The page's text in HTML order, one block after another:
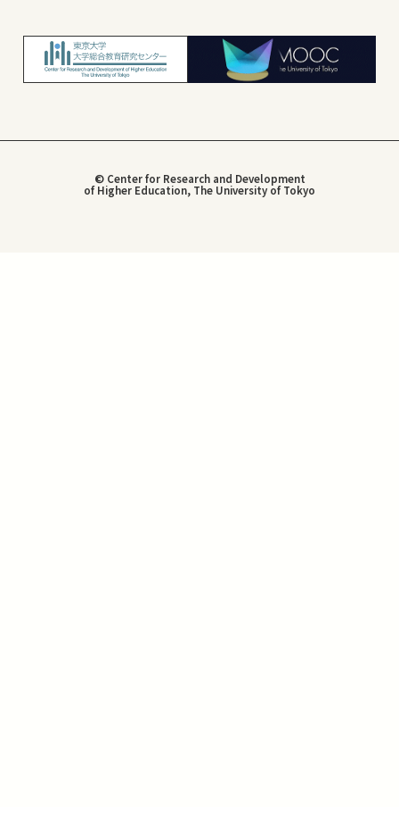
© Center for Research and Development
of Higher Education, The University of Tokyo